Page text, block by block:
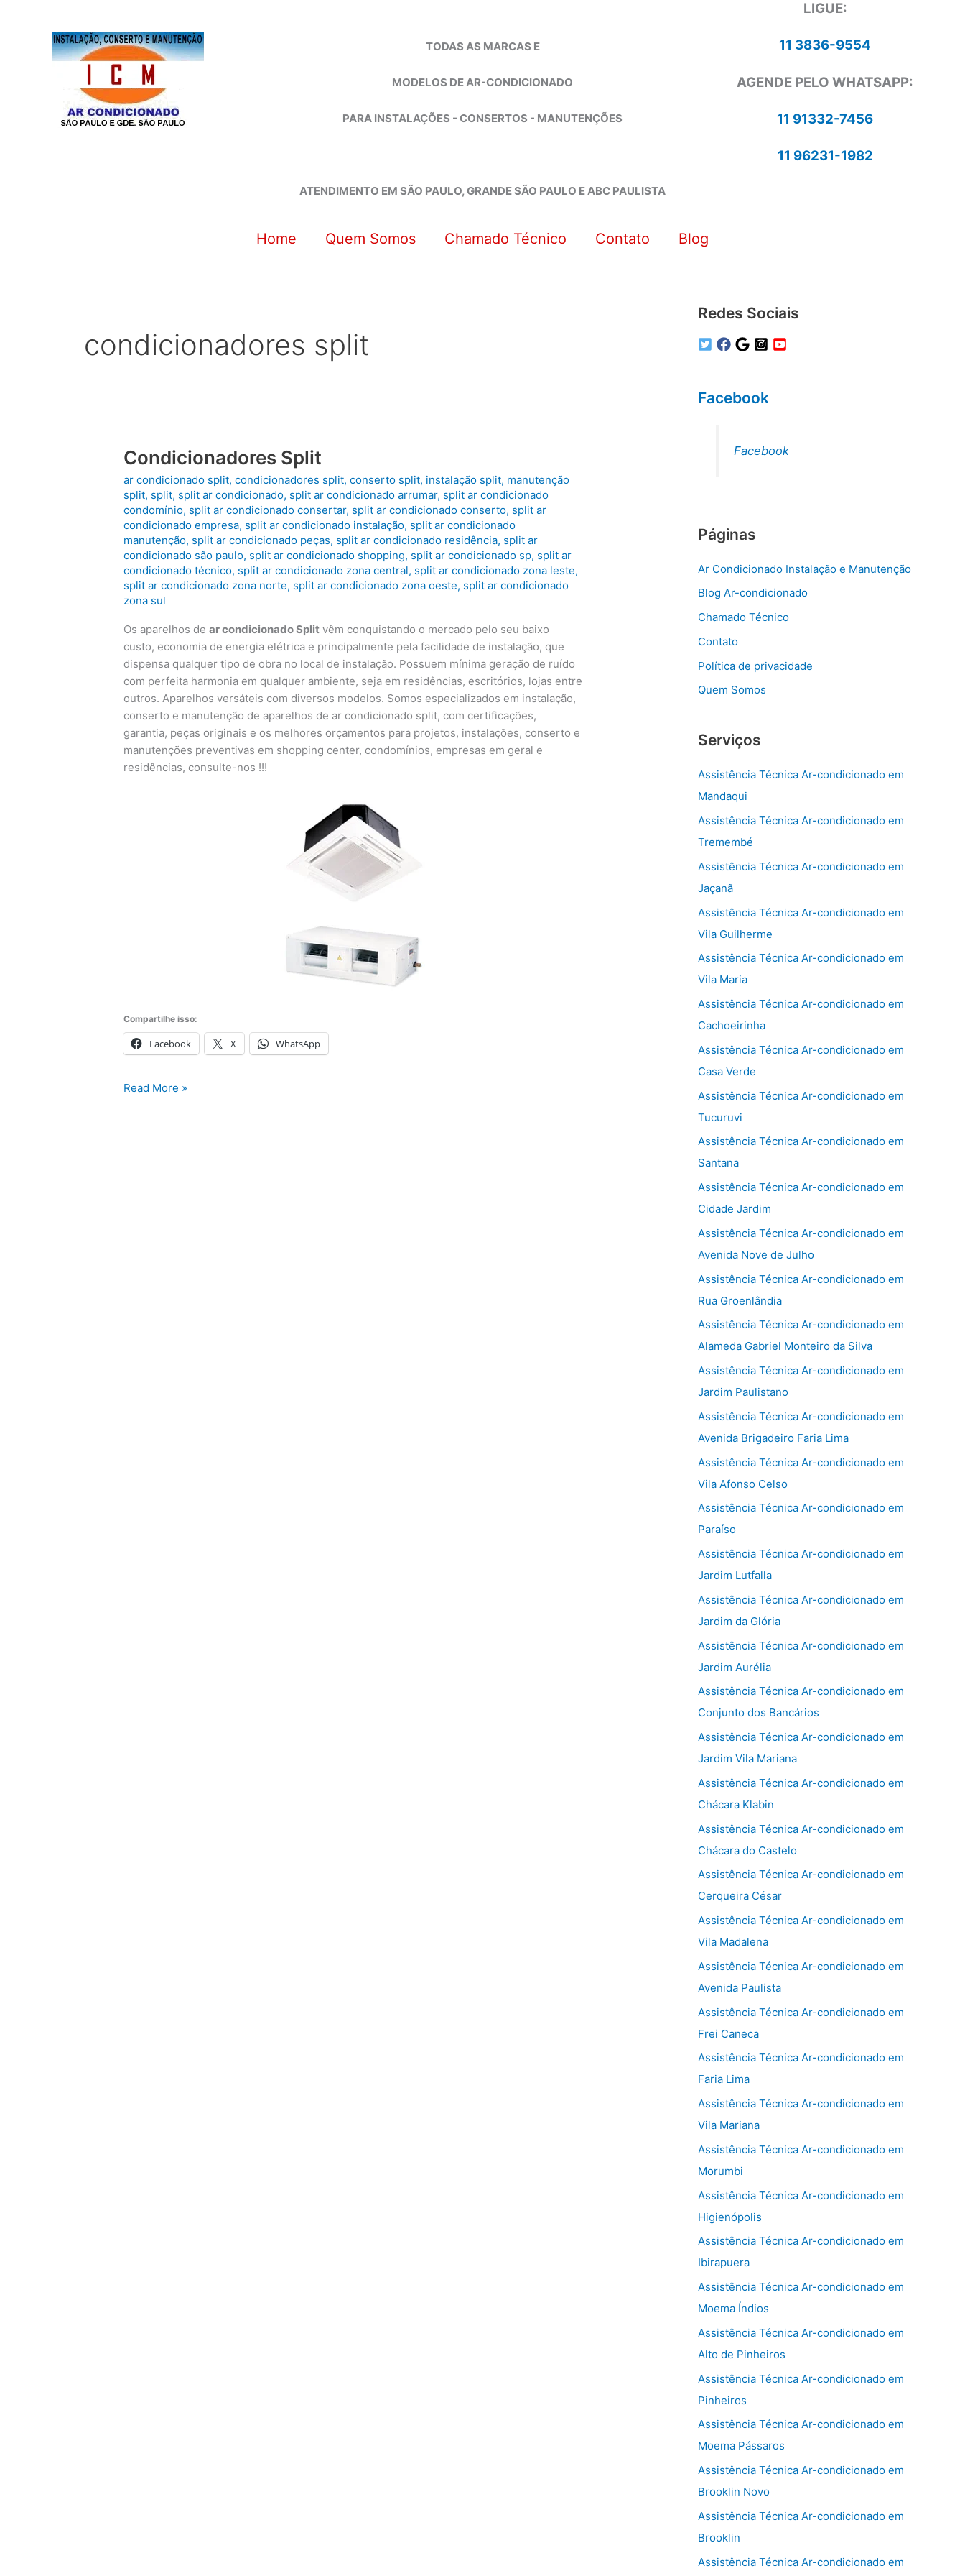
TODAS AS MARCAS E
MODELOS DE AR-CONDICIONADO
PARA INSTALAÇÕES - CONSERTOS - MANUTENÇÕES
LIGUE:
11 3836-9554
AGENDE PELO WHATSAPP:
11 91332-7456
11 96231-1982
ATENDIMENTO EM SÃO PAULO, GRANDE SÃO PAULO E ABC PAULISTA
Home Quem Somos Chamado Técnico Contato Blog
condicionadores split
Condicionadores Split
ar condicionado split,condicionadores split,conserto split, instalação split, manutenção
split, split, split ar condicionado, split ar condicionado arrumar, split ar condicionado
condomínio, split ar condicionado consertar, split ar condicionado conserto, split ar
condicionado empresa, split ar condicionado instalação, split ar condicionado
manutenção, split ar condicionado peças, split ar condicionado residência, split ar
condicionado são paulo, split ar condicionado shopping, split ar condicionado sp, split ar
condicionado técnico, split ar condicionado zona central, split ar condicionado zona leste,
split ar condicionado zona norte, split ar condicionado zona oeste, split ar condicionado
zona sul
Os aparelhos dear condicionado Split vêm conquistando o mercado pelo seu baixo
custo, economia de energia elétrica e principalmente pela facilidade de instalação, que
dispensa qualquer tipo de obra no local de instalação. Possuem mínima geração de ruído
com perfeita harmonia em qualquer ambiente, seja em residências, escritórios, lojas entre
outros. Aparelhos versáteis com diversos modelos. Somos especializados em instalação,
conserto e manutenção de aparelhos de ar condicionado split, com certificações,
garantia, peças originais e os melhores orçamentos para projetos, instalações, conserto e
manutenções preventivas em shopping center, condomínios, empresas em geral e
residências, consulte-nos !!!
Compartilhe isso:
Facebook X WhatsApp
Condicionadores
Read More »
Redes Sociais
Facebook
Facebook
Páginas
Ar Condicionado Instalação e Manutenção
Blog Ar-condicionado
Chamado Técnico
Contato
Política de privacidade
Quem Somos
Serviços
Assistência Técnica Ar-condicionado em
Mandaqui
Assistência Técnica Ar-condicionado em
Tremembé
Assistência Técnica Ar-condicionado em
Jaçanã
Assistência Técnica Ar-condicionado em
Vila Guilherme
Assistência Técnica Ar-condicionado em
Vila Maria
Assistência Técnica Ar-condicionado em
Cachoeirinha
Assistência Técnica Ar-condicionado em
Casa Verde
Assistência Técnica Ar-condicionado em
Tucuruvi
Assistência Técnica Ar-condicionado em
Santana
Assistência Técnica Ar-condicionado em
Cidade Jardim
Assistência Técnica Ar-condicionado em
Avenida Nove de Julho
Assistência Técnica Ar-condicionado em
Rua Groenlândia
Assistência Técnica Ar-condicionado em
Alameda Gabriel Monteiro da Silva
Assistência Técnica Ar-condicionado em
Jardim Paulistano
Assistência Técnica Ar-condicionado em
Avenida Brigadeiro Faria Lima
Assistência Técnica Ar-condicionado em
Vila Afonso Celso
Assistência Técnica Ar-condicionado em
Paraíso
Assistência Técnica Ar-condicionado em
Jardim Lutfalla
Assistência Técnica Ar-condicionado em
Jardim da Glória
Assistência Técnica Ar-condicionado em
Jardim Aurélia
Assistência Técnica Ar-condicionado em
Conjunto dos Bancários
Assistência Técnica Ar-condicionado em
Jardim Vila Mariana
Assistência Técnica Ar-condicionado em
Chácara Klabin
Assistência Técnica Ar-condicionado em
Chácara do Castelo
Assistência Técnica Ar-condicionado em
Cerqueira César
Assistência Técnica Ar-condicionado em
Vila Madalena
Assistência Técnica Ar-condicionado em
Avenida Paulista
Assistência Técnica Ar-condicionado em
Frei Caneca
Assistência Técnica Ar-condicionado em
Faria Lima
Assistência Técnica Ar-condicionado em
Vila Mariana
Assistência Técnica Ar-condicionado em
Morumbi
Assistência Técnica Ar-condicionado em
Higienópolis
Assistência Técnica Ar-condicionado em
Ibirapuera
Assistência Técnica Ar-condicionado em
Moema Índios
Assistência Técnica Ar-condicionado em
Alto de Pinheiros
Assistência Técnica Ar-condicionado em
Pinheiros
Assistência Técnica Ar-condicionado em
Moema Pássaros
Assistência Técnica Ar-condicionado em
Brooklin Novo
Assistência Técnica Ar-condicionado em
Brooklin
Assistência Técnica Ar-condicionado em